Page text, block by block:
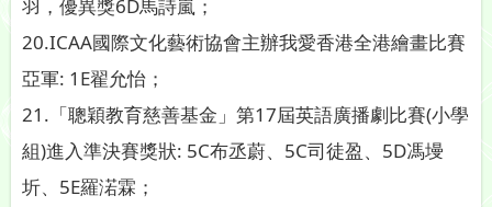
羽，優異獎6D馬詩嵐；
20.ICAA國際文化藝術協會主辦我愛香港全港繪畫比賽
亞軍: 1E翟允怡；
21.「聰穎教育慈善基金」第17屆英語廣播劇比賽(小學
組)進入準決賽獎狀: 5C布丞蔚、5C司徒盈、5D馮墁
圻、5E羅渃霖；